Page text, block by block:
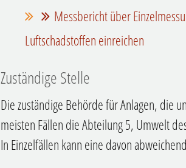
Messbericht über
Luftschadstoffen einreichen
Zuständige Stelle
Die zuständige Behörde für Anlagen, die
meisten Fällen die Abteilung 5, Umwelt
In Einzelfällen kann eine davon